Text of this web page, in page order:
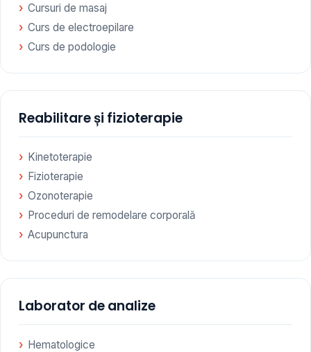
Cursuri de masaj
Curs de electroepilare
Curs de podologie
Reabilitare și fizioterapie
Kinetoterapie
Fizioterapie
Ozonoterapie
Proceduri de remodelare corporală
Acupunctura
Laborator de analize
Hematologice